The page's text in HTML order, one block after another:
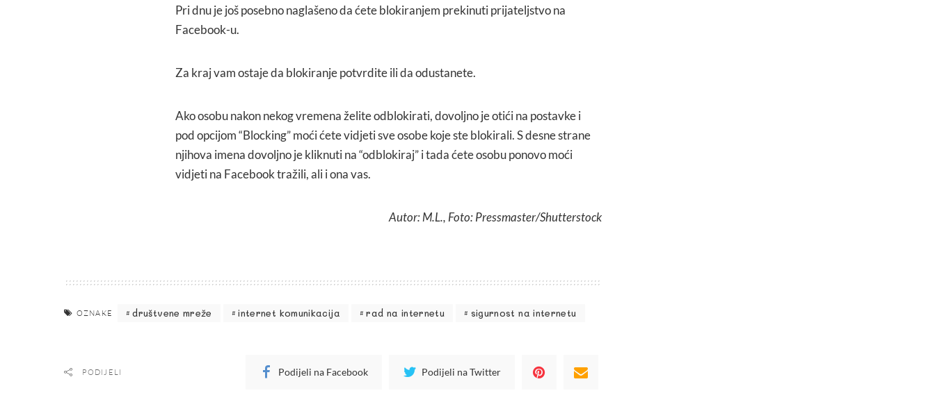
Pri dnu je još posebno naglašeno da ćete blokiranjem prekinuti prijateljstvo na
Facebook-u.
Za kraj vam ostaje da blokiranje potvrdite ili da odustanete.
Ako osobu nakon nekog vremena želite odblokirati, dovoljno je otići na postavke i
pod opcijom “Blocking” moći ćete vidjeti sve osobe koje ste blokirali. S desne strane
njihova imena dovoljno je kliknuti na “odblokiraj” i tada ćete osobu ponovo moći
vidjeti na Facebook tražili, ali i ona vas.
Autor: M.L., Foto: Pressmaster/Shutterstock
OZNAKE društvene mreže internet komunikacija rad na internetu sigurnost na internetu
PODIJELI Podijeli na Facebook Podijeli na Twitter